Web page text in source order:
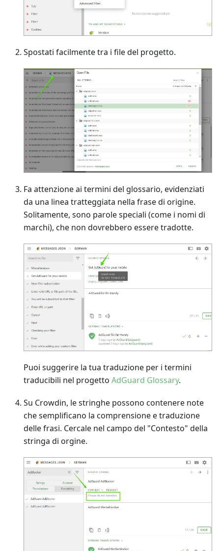
Spostati facilmente tra i file del progetto.
Fa attenzione ai termini del glossario, evidenziati
da una linea tratteggiata nella frase di origine.
Solitamente, sono parole speciali (come i nomi di
marchi), che non dovrebbero essere tradotte.
Puoi suggerire la tua traduzione per i termini
traducibili nel progetto AdGuard Glossary.
Su Crowdin, le stringhe possono contenere note
che semplificano la comprensione e traduzione
delle frasi. Cercale nel campo del "Contesto" della
stringa di orgine.